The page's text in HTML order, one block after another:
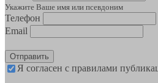
Укажите Ваше имя или псевдоним
Телефон
Email
Отправить
Я согласен с правилами